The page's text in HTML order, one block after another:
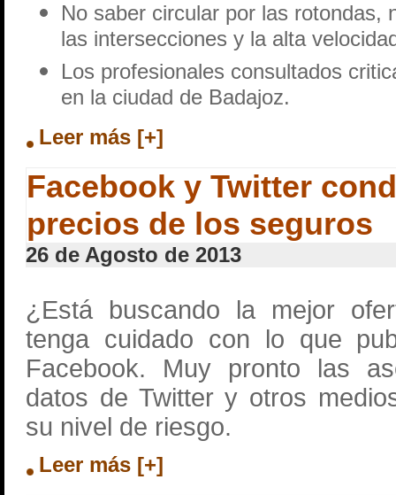
No saber circular por las rotondas,
las intersecciones y la alta
Los profesionales consultados
en la ciudad de Badajoz.
Leer más [+]
Facebook y Twitter
precios de los seguros
26 de Agosto de 2013
¿Está buscando la mejor
tenga cuidado con lo que
Facebook. Muy pronto las
datos de Twitter y otros
su nivel de riesgo.
Leer más [+]